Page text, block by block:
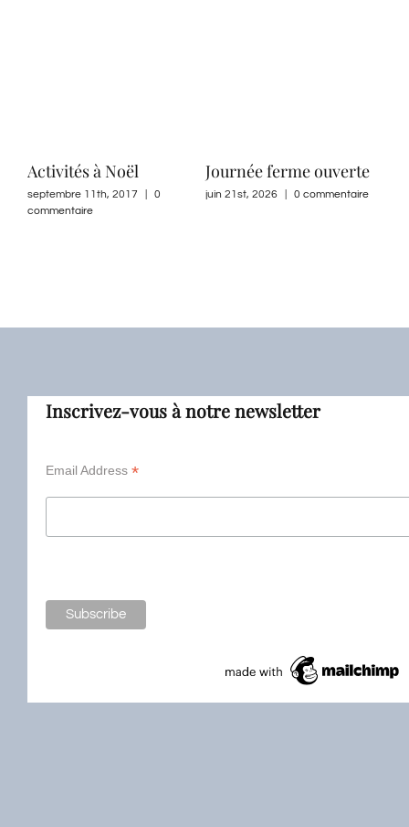
Activités à Noël
septembre 11th, 2017
0
commentaire
Journée ferme ouverte
juin 21st, 2026 0 commentaire
Inscrivez-vous à notre newsletter
Email Address *